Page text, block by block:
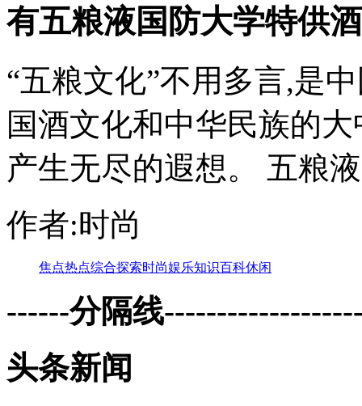
有五粮液国防大学特供
“五粮文化”不用多言,是
国酒文化和中华民族的
产生无尽的遐想。 五粮
作者:时尚
焦点热点综合探索时尚娱乐知识百科休闲
------分隔线
头条新闻